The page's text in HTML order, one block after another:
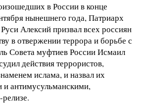
в России в конце
нынешнего года, Патриарх
Алексий призвал всех россиян
в отвержении террора и борьбе с
Совета муфтиев России Исмаил
действия террористов,
ислама, и назвал их
и антимусульманскими,